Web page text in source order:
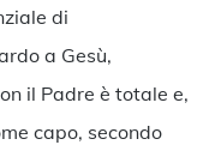
di
a Gesù,
il Padre è totale e,
capo, secondo